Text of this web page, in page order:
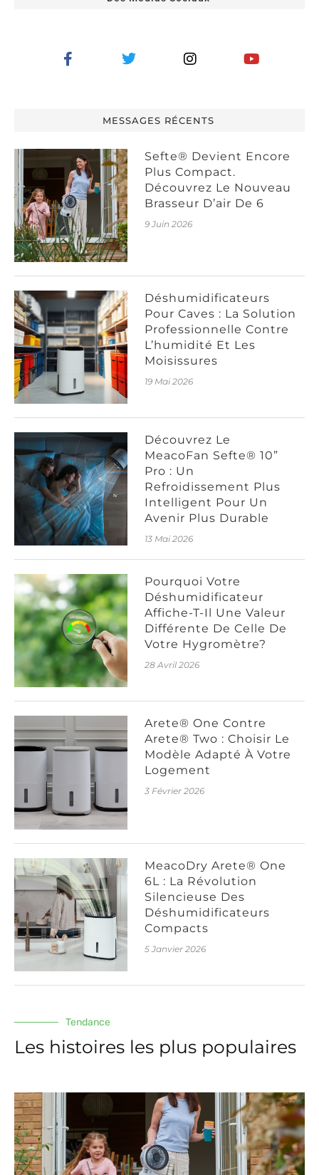
MESSAGES RÉCENTS
Sefte® Devient Encore
Plus Compact.
Découvrez Le Nouveau
Brasseur D’air De 6
9 Juin 2026
Déshumidificateurs
Pour Caves : La Solution
Professionnelle Contre
L’humidité Et Les
Moisissures
19 Mai 2026
Découvrez Le
MeacoFan Sefte® 10”
Pro : Un
Refroidissement Plus
Intelligent Pour Un
Avenir Plus Durable
13 Mai 2026
Pourquoi Votre
Déshumidificateur
Affiche-T-Il Une Valeur
Différente De Celle De
Votre Hygromètre?
28 Avril 2026
Arete® One Contre
Arete® Two : Choisir Le
Modèle Adapté À Votre
Logement
3 Février 2026
MeacoDry Arete® One
6L : La Révolution
Silencieuse Des
Déshumidificateurs
Compacts
5 Janvier 2026
Tendance
Les histoires les plus populaires